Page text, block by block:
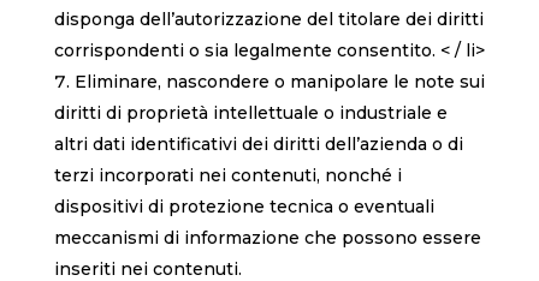
disponga dell’autorizzazione del titolare dei diritti
corrispondenti o sia legalmente consentito. < / li>
Eliminare, nascondere o manipolare le note sui
diritti di proprietà intellettuale o industriale e
altri dati identificativi dei diritti dell’azienda o di
terzi incorporati nei contenuti, nonché i
dispositivi di protezione tecnica o eventuali
meccanismi di informazione che possono essere
inseriti nei contenuti.